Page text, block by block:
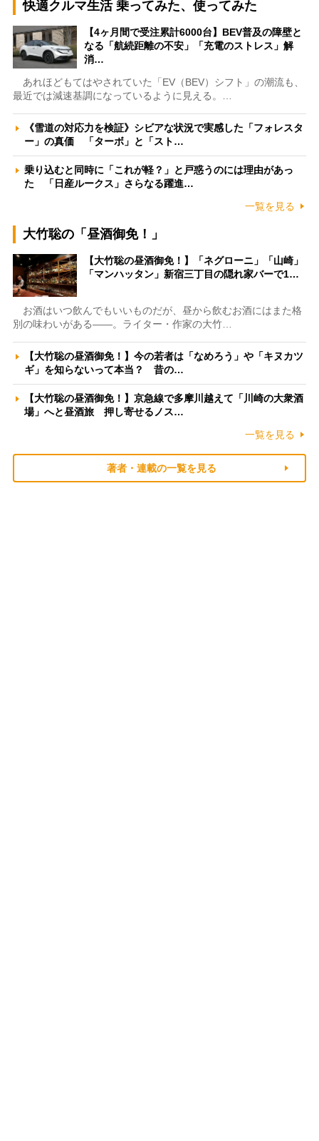
快適クルマ生活 乗ってみた、使ってみた
【4ヶ月間で受注累計6000台】BEV普及の障壁と
なる「航続距離の不安」「充電のストレス」解
消…
あれほどもてはやされていた「EV（BEV）シフト」の潮流も、
最近では減速基調になっているように見える。…
《雪道の対応力を検証》シビアな状況で実感した「フォレスタ
ー」の真価 「ターボ」と「スト…
乗り込むと同時に「これが軽？」と戸惑うのには理由があっ
た 「日産ルークス」さらなる躍進…
一覧を見る
大竹聡の「昼酒御免！」
【大竹聡の昼酒御免！】「ネグローニ」「山崎」
「マンハッタン」新宿三丁目の隠れ家バーで1…
お酒はいつ飲んでもいいものだが、昼から飲むお酒にはまた格
別の味わいがある――。ライター・作家の大竹…
【大竹聡の昼酒御免！】今の若者は「なめろう」や「キヌカツ
ギ」を知らないって本当？ 昔の…
【大竹聡の昼酒御免！】京急線で多摩川越えて「川崎の大衆酒
場」へと昼酒旅 押し寄せるノス…
一覧を見る
著者・連載の一覧を見る